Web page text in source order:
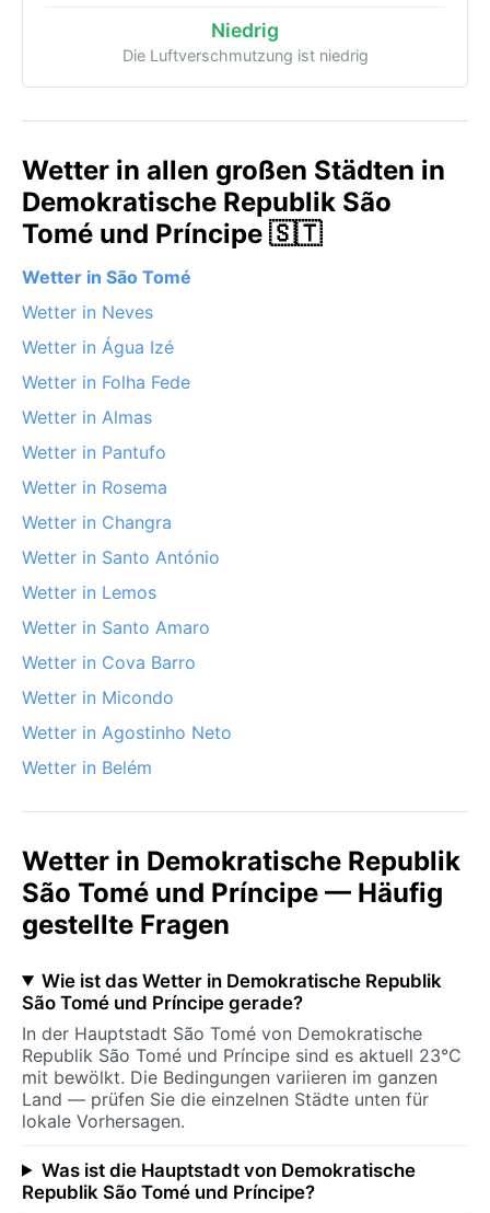
Niedrig
Die Luftverschmutzung ist niedrig
Wetter in allen großen Städten in
Demokratische Republik São
Tomé und Príncipe 🇸🇹
Wetter in São Tomé
Wetter in Neves
Wetter in Água Izé
Wetter in Folha Fede
Wetter in Almas
Wetter in Pantufo
Wetter in Rosema
Wetter in Changra
Wetter in Santo António
Wetter in Lemos
Wetter in Santo Amaro
Wetter in Cova Barro
Wetter in Micondo
Wetter in Agostinho Neto
Wetter in Belém
Wetter in Demokratische Republik
São Tomé und Príncipe — Häufig
gestellte Fragen
Wie ist das Wetter in Demokratische Republik
São Tomé und Príncipe gerade?
In der Hauptstadt São Tomé von Demokratische
Republik São Tomé und Príncipe sind es aktuell 23°C
mit bewölkt. Die Bedingungen variieren im ganzen
Land — prüfen Sie die einzelnen Städte unten für
lokale Vorhersagen.
Was ist die Hauptstadt von Demokratische
Republik São Tomé und Príncipe?